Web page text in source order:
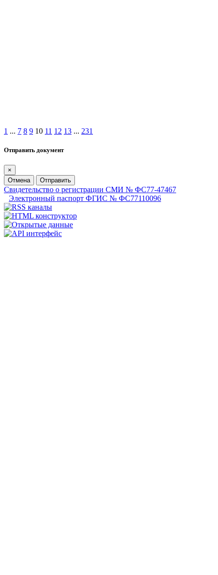
1 ... 7 8 9 10 11 12 13 ... 231
Отправить документ
×
Отмена
Отправить
Свидетельство о регистрации СМИ № ФС77-47467
Электронный паспорт ФГИС № ФС77110096